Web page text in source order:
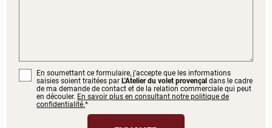
En soumettant ce formulaire, j'accepte que les informations
saisies soient traitées parL'Atelier du volet provençaldans le cadre
de ma demande de contact et de la relation commerciale qui peut
en découler. En savoir plus en consultant notre politique de
confidentialité.*